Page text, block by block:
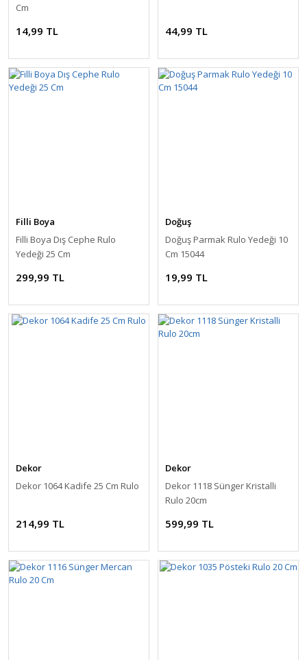
Cm
14,99 TL 44,99 TL
Filli Boya
Filli Boya Dış Cephe Rulo
Yedeği 25 Cm
299,99 TL
Doğuş
Doğuş Parmak Rulo Yedeği 10
Cm 15044
19,99 TL
Dekor
Dekor 1064 Kadife 25 Cm Rulo
214,99 TL
Dekor
Dekor 1118 Sünger Kristalli
Rulo 20cm
599,99 TL